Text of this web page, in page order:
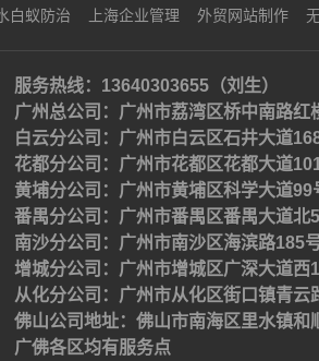
白蚁防治 上海企业管理 外贸网站制作
服务热线：13640303655（刘生）
广州总公司：广州市荔湾区桥中南路红
白云分公司：广州市白云区石井大道
花都分公司：广州市花都区花都大道
黄埔分公司：广州市黄埔区科学大道99
番禺分公司：广州市番禺区番禺大道北
南沙分公司：广州市南沙区海滨路185
增城分公司：广州市增城区广深大道西
从化分公司：广州市从化区街口镇青云
佛山公司地址：佛山市南海区里水镇和
广佛各区均有服务点